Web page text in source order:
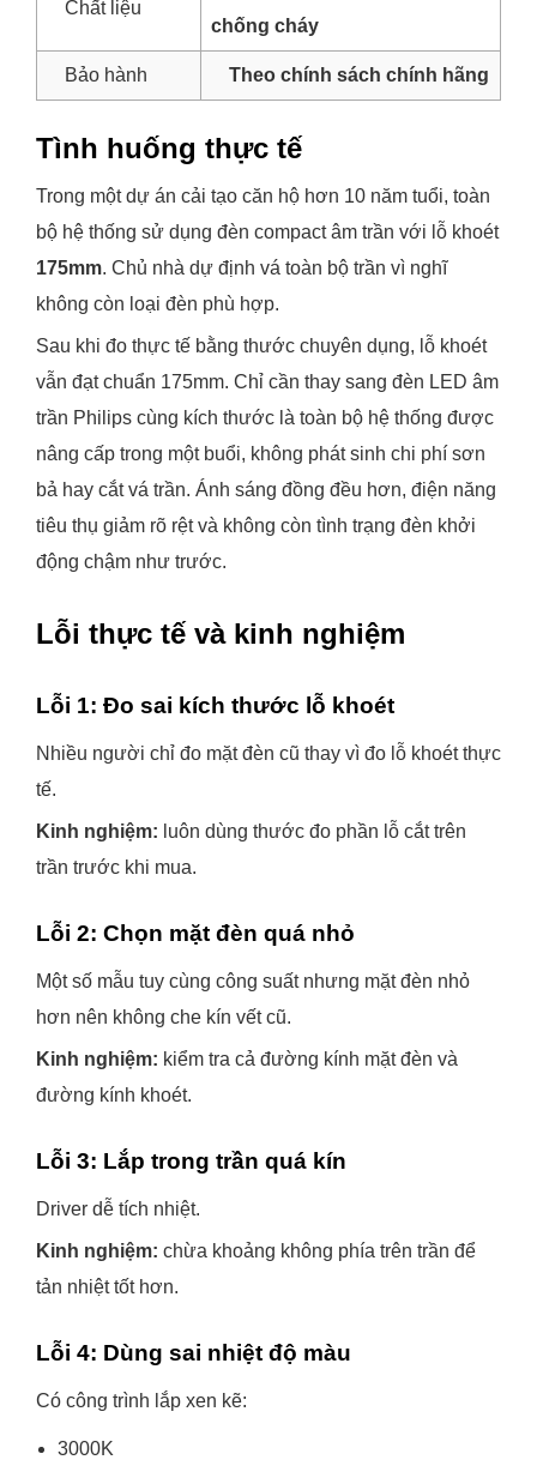
Chất liệu
chống cháy
Bảo hành Theo chính sách chính hãng
Tình huống thực tế
Trong một dự án cải tạo căn hộ hơn 10 năm tuổi, toàn
bộ hệ thống sử dụng đèn compact âm trần với lỗ khoét
175mm. Chủ nhà dự định vá toàn bộ trần vì nghĩ
không còn loại đèn phù hợp.
Sau khi đo thực tế bằng thước chuyên dụng, lỗ khoét
vẫn đạt chuẩn 175mm. Chỉ cần thay sang đèn LED âm
trần Philips cùng kích thước là toàn bộ hệ thống được
nâng cấp trong một buổi, không phát sinh chi phí sơn
bả hay cắt vá trần. Ánh sáng đồng đều hơn, điện năng
tiêu thụ giảm rõ rệt và không còn tình trạng đèn khởi
động chậm như trước.
Lỗi thực tế và kinh nghiệm
Lỗi 1: Đo sai kích thước lỗ khoét
Nhiều người chỉ đo mặt đèn cũ thay vì đo lỗ khoét thực
tế.
Kinh nghiệm: luôn dùng thước đo phần lỗ cắt trên
trần trước khi mua.
Lỗi 2: Chọn mặt đèn quá nhỏ
Một số mẫu tuy cùng công suất nhưng mặt đèn nhỏ
hơn nên không che kín vết cũ.
Kinh nghiệm: kiểm tra cả đường kính mặt đèn và
đường kính khoét.
Lỗi 3: Lắp trong trần quá kín
Driver dễ tích nhiệt.
Kinh nghiệm: chừa khoảng không phía trên trần để
tản nhiệt tốt hơn.
Lỗi 4: Dùng sai nhiệt độ màu
Có công trình lắp xen kẽ:
3000K